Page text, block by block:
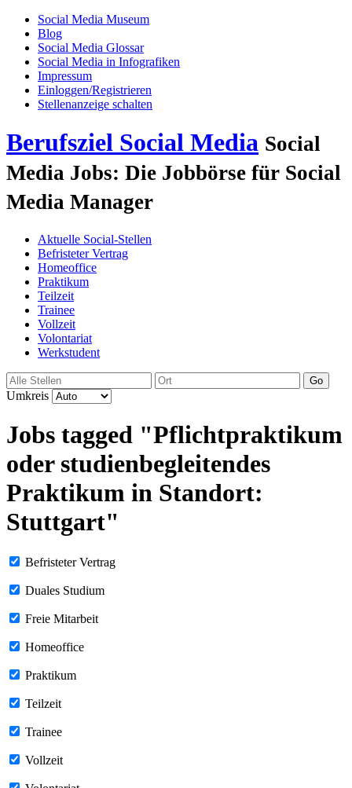
Social Media Museum
Blog
Social Media Glossar
Social Media in Infografiken
Impressum
Einloggen/Registrieren
Stellenanzeige schalten
Berufsziel Social Media Social
Media Jobs: Die Jobbörse für Social
Media Manager
Aktuelle Social-Stellen
Befristeter Vertrag
Homeoffice
Praktikum
Teilzeit
Trainee
Vollzeit
Volontariat
Werkstudent
Go
Umkreis
Jobs tagged "Pflichtpraktikum
oder studienbegleitendes
Praktikum in Standort:
Stuttgart"
Befristeter Vertrag
Duales Studium
Freie Mitarbeit
Homeoffice
Praktikum
Teilzeit
Trainee
Vollzeit